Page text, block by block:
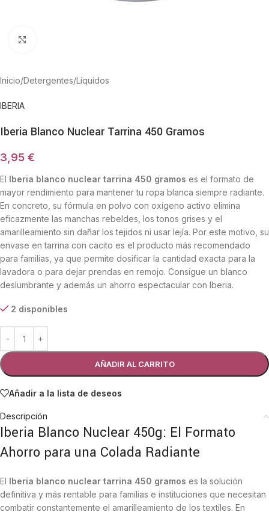
Inicio/Detergentes/Líquidos
IBERIA
Iberia Blanco Nuclear Tarrina 450 Gramos
3,95 €
El Iberia blanco nuclear tarrina 450 gramos es el formato de
mayor rendimiento para mantener tu ropa blanca siempre radiante.
En concreto, su fórmula en polvo con oxígeno activo elimina
eficazmente las manchas rebeldes, los tonos grises y el
amarilleamiento sin dañar los tejidos ni usar lejía. Por este motivo, su
envase en tarrina con cacito es el producto más recomendado
para familias, ya que permite dosificar la cantidad exacta para la
lavadora o para dejar prendas en remojo. Consigue un blanco
deslumbrante y además un ahorro espectacular con Iberia.
2 disponibles
AÑADIR AL CARRITO
Añadir a la lista de deseos
Descripción
Iberia Blanco Nuclear 450g: El Formato
Ahorro para una Colada Radiante
El Iberia blanco nuclear tarrina 450 gramos es la solución
definitiva y más rentable para familias e instituciones que necesitan
combatir constantemente el amarilleamiento de los textiles. En